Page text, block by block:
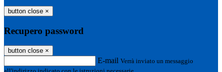
button close ×
Recupero password
button close ×
E-mail Verrà inviato un messaggio